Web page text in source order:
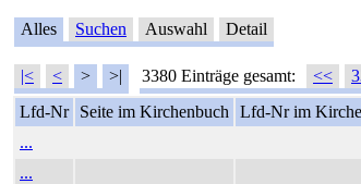
Alles Suchen Auswahl Detail
|< < > >| 3380 Einträge gesamt: <<
Lfd-Nr
Seite im Kirchenbuch Lfd-Nr im
...
...